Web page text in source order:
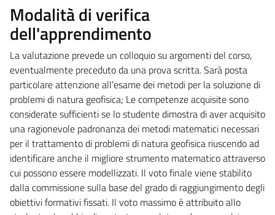
Modalità di verifica
dell'apprendimento
La valutazione prevede un colloquio su argomenti del corso,
eventualmente preceduto da una prova scritta. Sarà posta
particolare attenzione all’esame dei metodi per la soluzione di
problemi di natura geofisica; Le competenze acquisite sono
considerate sufficienti se lo studente dimostra di aver acquisito
una ragionevole padronanza dei metodi matematici necessari
per il trattamento di problemi di natura geofisica riuscendo ad
identificare anche il migliore strumento matematico attraverso
cui possono essere modellizzati. Il voto finale viene stabilito
dalla commissione sulla base del grado di raggiungimento degli
obiettivi formativi fissati. Il voto massimo è attribuito allo